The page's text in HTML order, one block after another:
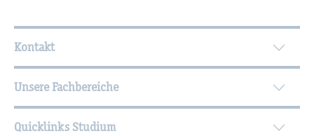
Wei­ter­füh­ren­de In­for­ma­tio­nen
Kontakt
Unsere Fachbereiche
Quicklinks Studium